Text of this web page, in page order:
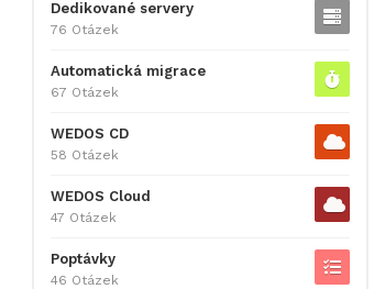
Dedikované servery
76 Otázek
Automatická migrace
67 Otázek
WEDOS CD
58 Otázek
WEDOS Cloud
47 Otázek
Poptávky
46 Otázek